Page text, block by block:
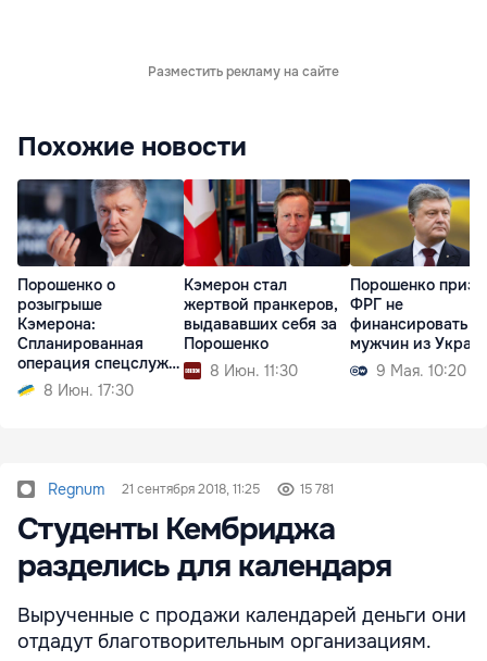
Разместить рекламу на сайте
Похожие новости
Порошенко о
розыгрыше
Кэмерона:
Спланированная
операция спецслужб
РФ 8 Июн. 17:30
Кэмерон стал
жертвой пранкеров,
выдававших себя за
Порошенко
8 Июн. 11:30
Порошенко
ФРГ не
финансировать
мужчин из
9 Мая. 10:20
Regnum 21 сентября 2018, 11:25 15 781
Студенты Кембриджа
разделись для календаря
Вырученные с продажи календарей деньги они
отдадут благотворительным организациям.